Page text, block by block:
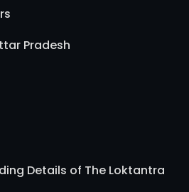
Pradesh
Details of The Loktantra